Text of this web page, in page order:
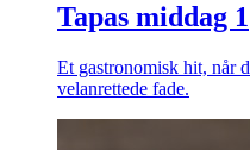
Tapas middag 1
Et gastronomisk hit, når
velanrettede fade.